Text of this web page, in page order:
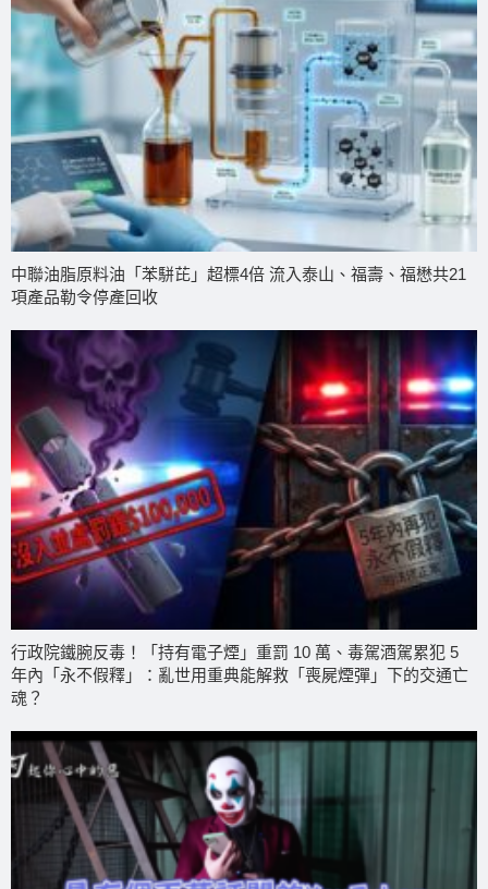
中聯油脂原料油「苯駢芘」超標4倍 流入泰山、福壽、福懋共21
項產品勒令停產回收
行政院鐵腕反毒！「持有電子煙」重罰 10 萬、毒駕酒駕累犯 5
年內「永不假釋」：亂世用重典能解救「喪屍煙彈」下的交通亡
魂？